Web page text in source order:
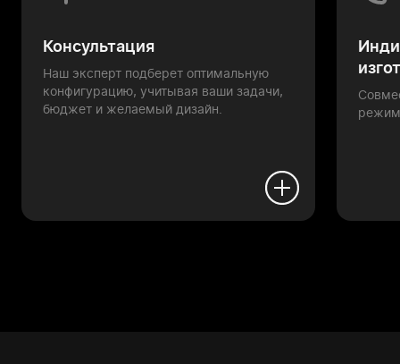
Консультация
Наш эксперт подберет оптимальную
конфигурацию, учитывая ваши задачи,
бюджет и желаемый дизайн.